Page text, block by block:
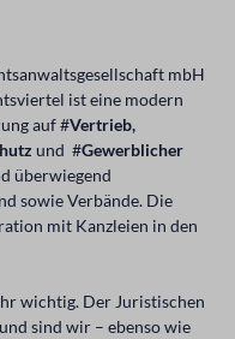
ist eine modern
auf #Vertrieb,
und #Gewerblicher
überwiegend
sowie Verbände. Die
mit Kanzleien in den
wichtig. Der Juristischen
sind wir – ebenso wie